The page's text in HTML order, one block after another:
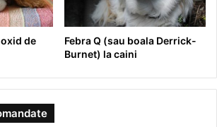
de
Febra Q (sau boala Derrick-
Burnet) la caini